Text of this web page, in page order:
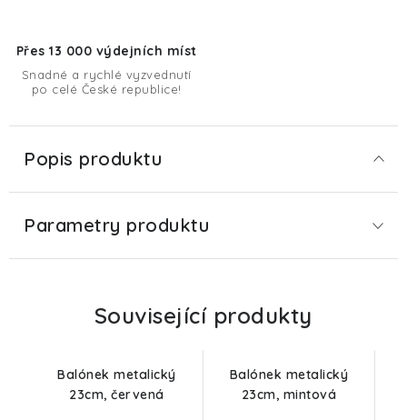
Přes 13 000 výdejních míst
Snadné a rychlé vyzvednutí
po celé České republice!
Popis produktu
Parametry produktu
Související produkty
Balónek metalický
23cm, červená
Balónek metalický
23cm, mintová